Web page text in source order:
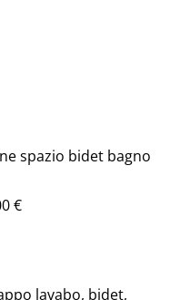
spazio bidet bagno
€